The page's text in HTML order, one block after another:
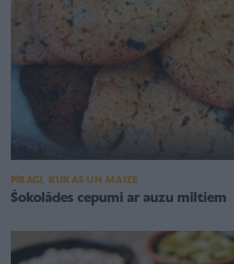
PĪRĀGI, KŪKAS UN MAIZE
Šokolādes cepumi ar auzu miltiem